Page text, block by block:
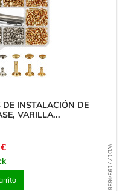
WD1771934636
DE INSTALACIÓN DE
VARILLA...